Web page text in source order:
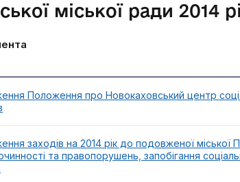
міської ради 2014
Положення про Новокаховський центр
заходів на 2014 рік до подовженої міської
та правопорушень, запобігання